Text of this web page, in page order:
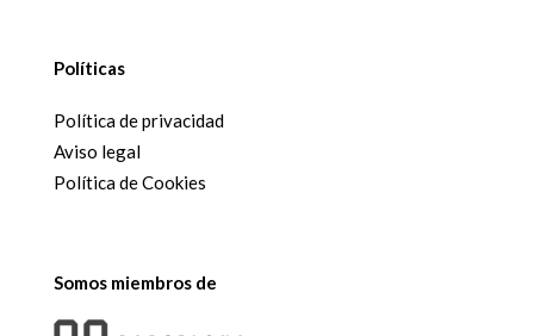
Políticas
Política de privacidad
Aviso legal
Política de Cookies
Somos miembros de